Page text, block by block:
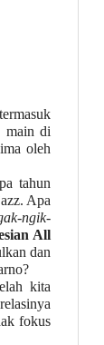
main di
oleh
tahun
Apa
ngik-
All
dan
kita
fokus